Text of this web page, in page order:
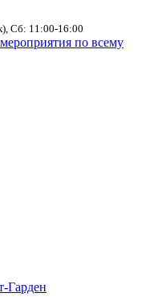
Сб: 11:00-16:00
по всему
Гарден